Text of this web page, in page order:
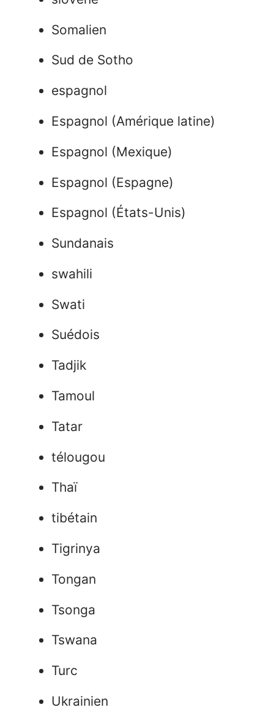
Somalien
Sud de Sotho
espagnol
Espagnol (Amérique latine)
Espagnol (Mexique)
Espagnol (Espagne)
Espagnol (États-Unis)
Sundanais
swahili
Swati
Suédois
Tadjik
Tamoul
Tatar
télougou
Thaï
tibétain
Tigrinya
Tongan
Tsonga
Tswana
Turc
Ukrainien